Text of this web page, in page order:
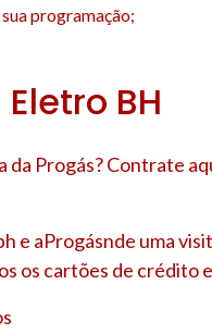
programação;
BH
Progás? Contrate
e aProgásnde uma
os cartões de crédito